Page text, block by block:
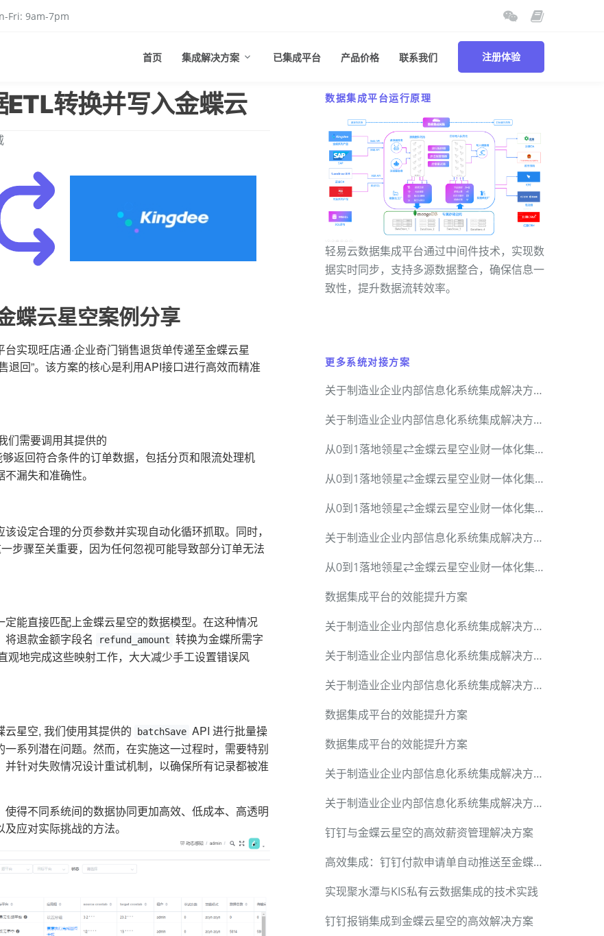
Fri: 9am-7pm
首页 集成解决方案 已集成平台 产品价格 联系我们 注册体验
转换并写入金蝶云
蝶云星空案例分享
实现旺店通·企业奇门销售退货单传递至金蝶云星
退回”。该方案的核心是利用API接口进行高效而精准
们需要调用其提供的
返回符合条件的订单数据，包括分页和限流处理机
漏失和准确性。
设定合理的分页参数并实现自动化循环抓取。同时，
步骤至关重要，因为任何忽视可能导致部分订单无法
能直接匹配上金蝶云星空的数据模型。在这种情况
退款金额字段名
refund_amount 转换为金蝶所需字
观地完成这些映射工作，大大减少手工设置错误风
星空, 我们使用其提供的
batchSave API 进行批量操
系列潜在问题。然而，在实施这一过程时，需要特别
针对失败情况设计重试机制，以确保所有记录都被准
得不同系统间的数据协同更加高效、低成本、高透明
应对实际挑战的方法。
数据集成平台运行原理
轻易云数据集成平台通过中间件技术，实现数
据实时同步，支持多源数据整合，确保信息一
致性，提升数据流转效率。
更多系统对接方案
关于制造业企业内部信息化系统集成解决方案
关于制造业企业内部信息化系统集成解决方案
从0到1落地领星⇄金蝶云星空业财一体化集成
从0到1落地领星⇄金蝶云星空业财一体化集成
从0到1落地领星⇄金蝶云星空业财一体化集成
关于制造业企业内部信息化系统集成解决方案
从0到1落地领星⇄金蝶云星空业财一体化集成
数据集成平台的效能提升方案
关于制造业企业内部信息化系统集成解决方案
关于制造业企业内部信息化系统集成解决方案
关于制造业企业内部信息化系统集成解决方案
数据集成平台的效能提升方案
数据集成平台的效能提升方案
关于制造业企业内部信息化系统集成解决方案
关于制造业企业内部信息化系统集成解决方案
钉钉与金蝶云星空的高效薪资管理解决方案
高效集成：钉钉付款申请单自动推送至金蝶云星空
实现聚水潭与KIS私有云数据集成的技术实践
钉钉报销集成到金蝶云星空的高效解决方案